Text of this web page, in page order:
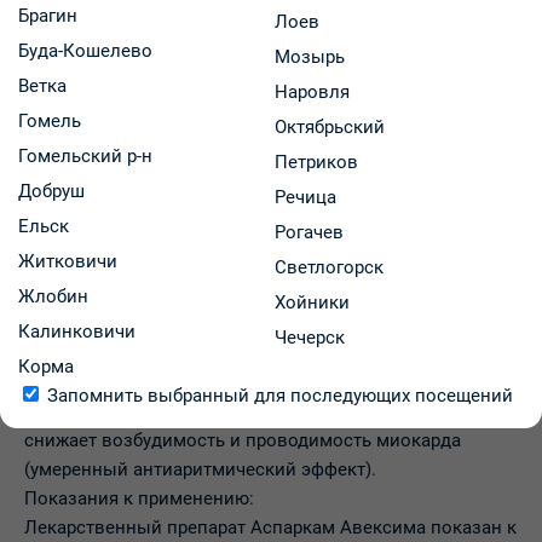
Инструкция
Инструкция препарата
является
источником
ионов калия и
магния,
регулирует
метаболические
процессы.
Механизм
действия предположительно связан с ролью
аспарагината как переносчика ионов магния и калия во
внутриклеточное пространство и участием
аспарагината в метаболических процессах. Таким
образом, препарат устраняет дисбаланс электролитов,
снижает возбудимость и проводимость миокарда
(умеренный антиаритмический эффект).
Показания к применению:
Лекарственный препарат Аспаркам Авексима показан к
Брагин
Буда-Кошелево
Ветка
Гомель
Гомельский р-н
Добруш
Ельск
Житковичи
Жлобин
Калинковичи
Корма
Лоев
Мозырь
Наровля
Октябрьский
Петриков
Речица
Рогачев
Светлогорск
Хойники
Чечерск
Запомнить выбранный для последующих посещений